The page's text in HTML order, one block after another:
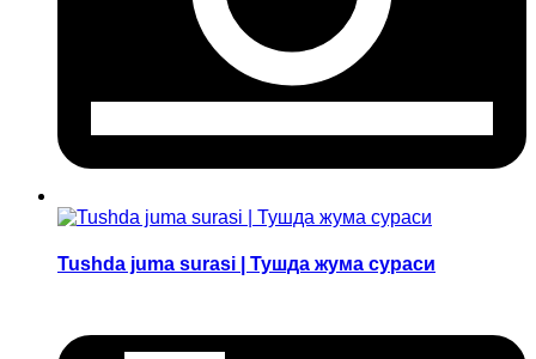
Tushda juma surasi | Тушда жума сураси